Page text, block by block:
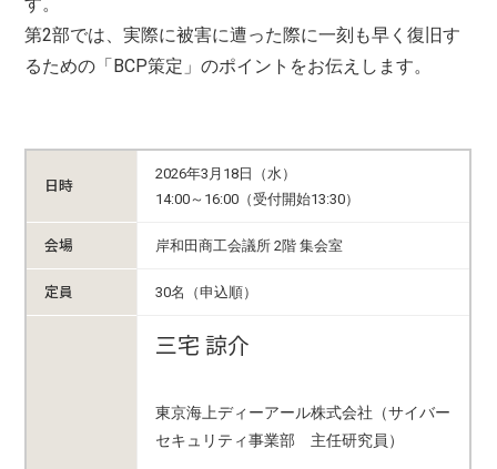
第2部では、実際に被害に遭った際に一刻も早く復旧す
るための「BCP策定」のポイントをお伝えします。
日時
2026年3月18日（水）
14:00～16:00（受付開始13:30）
会場 岸和田商工会議所 2階 集会室
定員 30名（申込順）
三宅 諒介
東京海上ディーアール株式会社（サイバー
セキュリティ事業部 主任研究員）